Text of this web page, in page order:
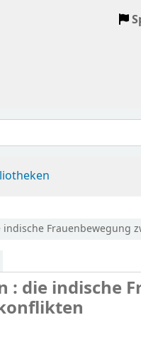
indische Frauenbewegung
: die indische